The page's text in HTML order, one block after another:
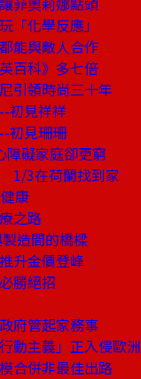
化學反應」
能與敵人合作
百科》多七倍
引領時尚三十年
初見祥祥
初見珊珊
礙家庭卻更窮
1/3在荷蘭找到家
康
之路
造間的橋樑
升金價登峰
勝絕招
府管起家務事
動主義」正入侵歐洲
合併非最佳出路